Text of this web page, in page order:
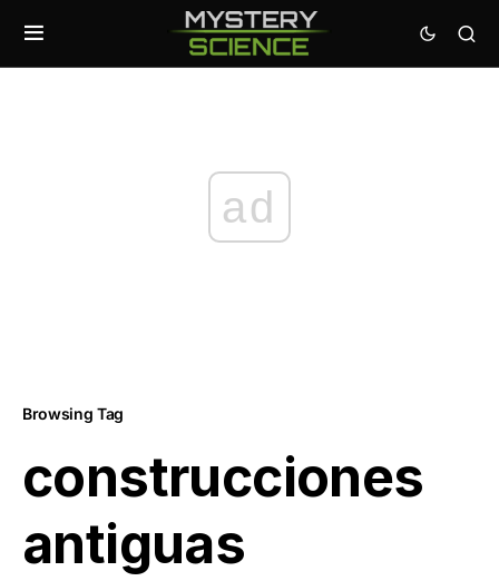
ad
Browsing Tag
construcciones
antiguas